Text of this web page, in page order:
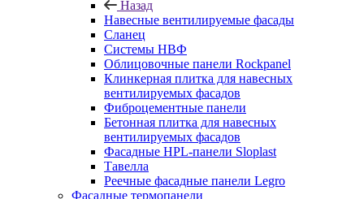
Назад
Навесные вентилируемые фасады
Сланец
Системы НВФ
Облицовочные панели Rockpanel
Клинкерная плитка для навесных
вентилируемых фасадов
Фиброцементные панели
Бетонная плитка для навесных
вентилируемых фасадов
Фасадные HPL-панели Sloplast
Тавелла
Реечные фасадные панели Legro
Фасадные термопанели